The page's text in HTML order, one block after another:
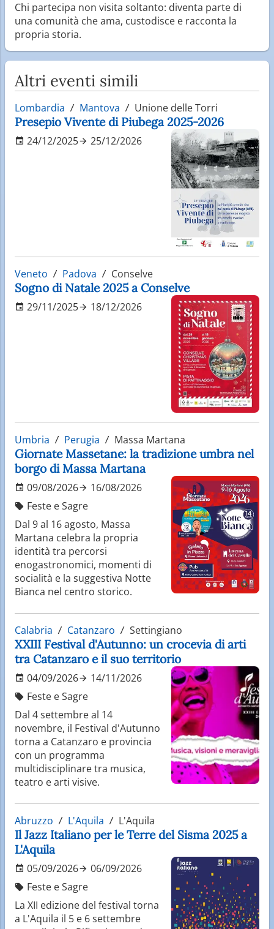
Chi partecipa non visita soltanto: diventa parte di
una comunità che ama, custodisce e racconta la
propria storia.
Altri eventi simili
Lombardia Mantova Unione delle Torri
Presepio Vivente di Piubega 2025-2026
24/12/2025 25/12/2026
Veneto Padova Conselve
Sogno di Natale 2025 a Conselve
29/11/2025 18/12/2026
Umbria Perugia Massa Martana
Giornate Massetane: la tradizione umbra nel
borgo di Massa Martana
09/08/2026
16/08/2026
Feste e Sagre
Dal 9 al 16 agosto, Massa
Martana celebra la propria
identità tra percorsi
enogastronomici, momenti di
socialità e la suggestiva Notte
Bianca nel centro storico.
Calabria Catanzaro Settingiano
XXIII Festival d'Autunno: un crocevia di arti
tra Catanzaro e il suo territorio
04/09/2026
14/11/2026
Feste e Sagre
Dal 4 settembre al 14
novembre, il Festival d'Autunno
torna a Catanzaro e provincia
con un programma
multidisciplinare tra musica,
teatro e arti visive.
Abruzzo L'Aquila L'Aquila
Il Jazz Italiano per le Terre del Sisma 2025 a
L'Aquila
05/09/2026
06/09/2026
Feste e Sagre
La XII edizione del festival torna
a L'Aquila il 5 e 6 settembre